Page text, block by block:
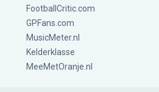
FootballCritic.com
GPFans.com
MusicMeter.nl
Kelderklasse
MeeMetOranje.nl